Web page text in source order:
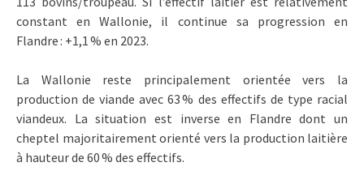
constant en Wallonie, il continue sa progression en
Flandre : +1,1 % en 2023.
La Wallonie reste principalement orientée vers la
production de viande avec 63 % des effectifs de type racial
viandeux. La situation est inverse en Flandre dont un
cheptel majoritairement orienté vers la production laitière
à hauteur de 60 % des effectifs.